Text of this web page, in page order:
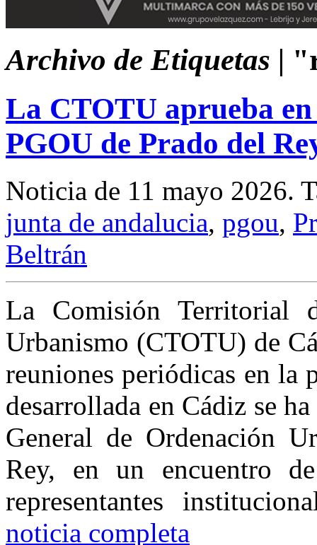
Archivo de Etiquetas |
La CTOTU aprueba
PGOU de Prado del
Noticia de 11 mayo 2026.
junta de andalucia, pgou,
Beltrán
La Comisión Territorial
Urbanismo (CTOTU) de
reuniones periódicas en la
desarrollada en Cádiz se
General de Ordenación
Rey, en un encuentro
representantes
noticia completa